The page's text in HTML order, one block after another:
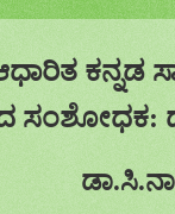
ಧಾರಿತ ಕನ್ನಡ
ಸಂಶೋಧಕ: